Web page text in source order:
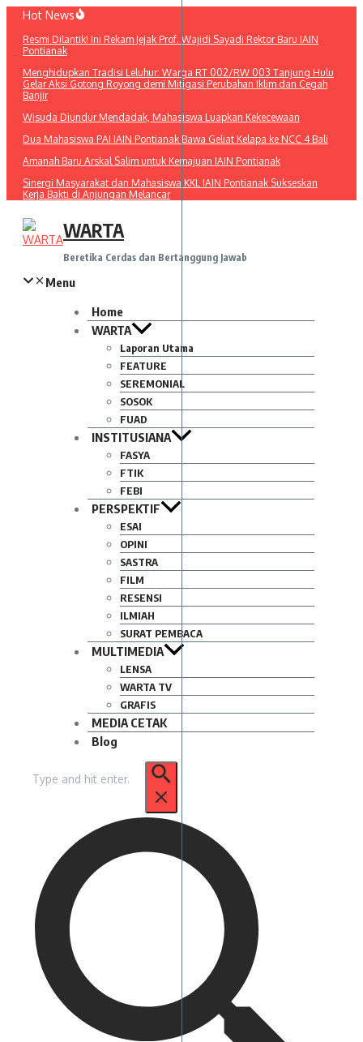
Lewati
konten
Hot News
Resmi Dilantik! Ini Rekam Jejak Prof. Wajidi Sayadi Rektor Baru IAIN
Pontianak
Menghidupkan Tradisi Leluhur: Warga RT 002/RW 003 Tanjung Hulu
Gelar Aksi Gotong Royong demi Mitigasi Perubahan Iklim dan Cegah
Banjir
Wisuda Diundur Mendadak, Mahasiswa Luapkan Kekecewaan
Dua Mahasiswa PAI IAIN Pontianak Bawa Geliat Kelapa ke NCC 4 Bali
Amanah Baru Arskal Salim untuk Kemajuan IAIN Pontianak
Sinergi Masyarakat dan Mahasiswa KKL IAIN Pontianak Sukseskan
Kerja Bakti di Anjungan Melancar
WARTA
Beretika Cerdas dan Bertanggung Jawab
Menu
Home
WARTA
Laporan Utama
FEATURE
SEREMONIAL
SOSOK
FUAD
INSTITUSIANA
FASYA
FTIK
FEBI
PERSPEKTIF
ESAI
OPINI
SASTRA
FILM
RESENSI
ILMIAH
SURAT PEMBACA
MULTIMEDIA
LENSA
WARTA TV
GRAFIS
MEDIA CETAK
Blog
untuk: